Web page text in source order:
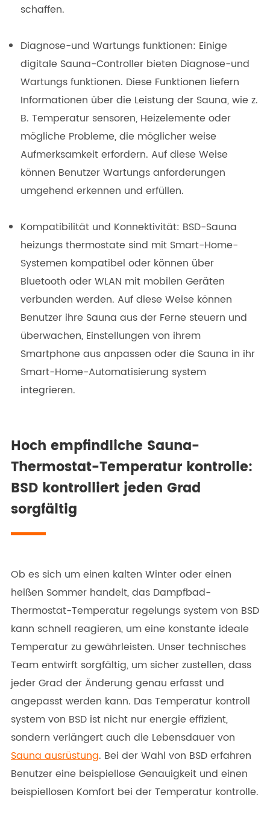
schaffen.
Diagnose-und Wartungs funktionen: Einige
digitale Sauna-Controller bieten Diagnose-und
Wartungs funktionen. Diese Funktionen liefern
Informationen über die Leistung der Sauna, wie z.
B. Temperatur sensoren, Heizelemente oder
mögliche Probleme, die möglicher weise
Aufmerksamkeit erfordern. Auf diese Weise
können Benutzer Wartungs anforderungen
umgehend erkennen und erfüllen.
Kompatibilität und Konnektivität: BSD-Sauna
heizungs thermostate sind mit Smart-Home-
Systemen kompatibel oder können über
Bluetooth oder WLAN mit mobilen Geräten
verbunden werden. Auf diese Weise können
Benutzer ihre Sauna aus der Ferne steuern und
überwachen, Einstellungen von ihrem
Smartphone aus anpassen oder die Sauna in ihr
Smart-Home-Automatisierung system
integrieren.
Hoch empfindliche Sauna-
Thermostat-Temperatur kontrolle:
BSD kontrolliert jeden Grad
sorgfältig
Ob es sich um einen kalten Winter oder einen
heißen Sommer handelt, das Dampfbad-
Thermostat-Temperatur regelungs system von BSD
kann schnell reagieren, um eine konstante ideale
Temperatur zu gewährleisten. Unser technisches
Team entwirft sorgfältig, um sicher zustellen, dass
jeder Grad der Änderung genau erfasst und
angepasst werden kann. Das Temperatur kontroll
system von BSD ist nicht nur energie effizient,
sondern verlängert auch die Lebensdauer von
Sauna ausrüstung. Bei der Wahl von BSD erfahren
Benutzer eine beispiellose Genauigkeit und einen
beispiellosen Komfort bei der Temperatur kontrolle.